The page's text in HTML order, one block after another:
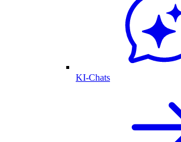
KI-Chats